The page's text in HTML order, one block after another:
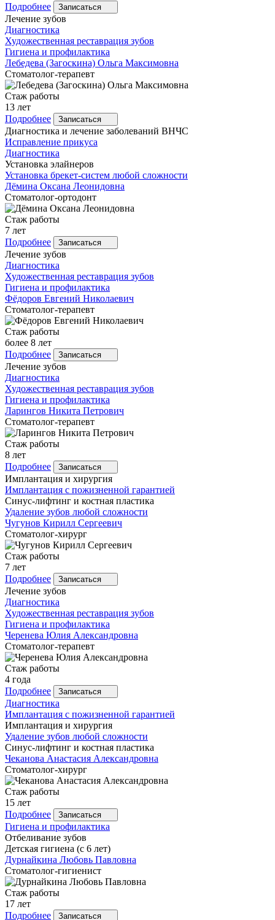
Подробнее
Записаться
Лечение зубов
Диагностика
Художественная реставрация зубов
Гигиена и профилактика
Лебедева (Загоскина) Ольга Максимовна
Стоматолог-терапевт
Стаж работы
13 лет
Подробнее
Записаться
Диагностика и лечение заболеваний ВНЧС
Исправление прикуса
Диагностика
Установка элайнеров
Установка брекет-систем любой сложности
Дёмина Оксана Леонидовна
Стоматолог-ортодонт
Стаж работы
7 лет
Подробнее
Записаться
Лечение зубов
Диагностика
Художественная реставрация зубов
Гигиена и профилактика
Фёдоров Евгений Николаевич
Стоматолог-терапевт
Стаж работы
более 8 лет
Подробнее
Записаться
Лечение зубов
Диагностика
Художественная реставрация зубов
Гигиена и профилактика
Ларингов Никита Петрович
Стоматолог-терапевт
Стаж работы
8 лет
Подробнее
Записаться
Имплантация и хирургия
Имплантация с пожизненной гарантией
Синус-лифтинг и костная пластика
Удаление зубов любой сложности
Чугунов Кирилл Сергеевич
Стоматолог-хирург
Стаж работы
7 лет
Подробнее
Записаться
Лечение зубов
Диагностика
Художественная реставрация зубов
Гигиена и профилактика
Черенева Юлия Александровна
Стоматолог-терапевт
Стаж работы
4 года
Подробнее
Записаться
Диагностика
Имплантация с пожизненной гарантией
Имплантация и хирургия
Удаление зубов любой сложности
Синус-лифтинг и костная пластика
Чеканова Анастасия Александровна
Стоматолог-хирург
Стаж работы
15 лет
Подробнее
Записаться
Гигиена и профилактика
Отбеливание зубов
Детская гигиена (с 6 лет)
Дурнайкина Любовь Павловна
Стоматолог-гигиенист
Стаж работы
17 лет
Подробнее
Записаться